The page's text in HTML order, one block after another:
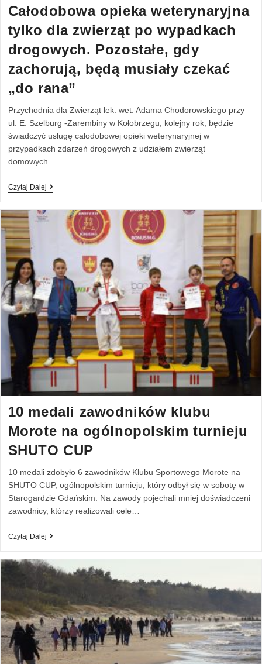
Całodobowa opieka weterynaryjna
tylko dla zwierząt po wypadkach
drogowych. Pozostałe, gdy
zachorują, będą musiały czekać
„do rana”
Przychodnia dla Zwierząt lek. wet. Adama Chodorowskiego przy
ul. E. Szelburg -Zarembiny w Kołobrzegu, kolejny rok, będzie
świadczyć usługę całodobowej opieki weterynaryjnej w
przypadkach zdarzeń drogowych z udziałem zwierząt
domowych…
Czytaj Dalej
10 medali zawodników klubu
Morote na ogólnopolskim turnieju
SHUTO CUP
10 medali zdobyło 6 zawodników Klubu Sportowego Morote na
SHUTO CUP, ogólnopolskim turnieju, który odbył się w sobotę w
Starogardzie Gdańskim. Na zawody pojechali mniej doświadczeni
zawodnicy, którzy realizowali cele…
Czytaj Dalej